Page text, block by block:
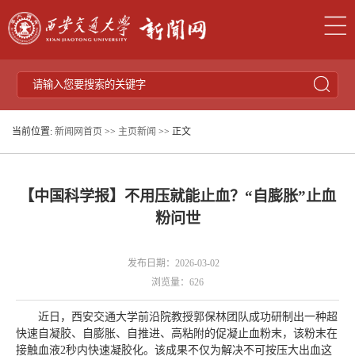
当前位置: 新闻网首页 >> 主页新闻 >> 正文
【中国科学报】不用压就能止血？“自膨胀”止血
粉问世
发布日期：2026-03-02
浏览量： 626
近日，西安交通大学前沿院教授郭保林团队成功研制出一种超
快速自凝胶、自膨胀、自推进、高粘附的促凝止血粉末，该粉末在
接触血液2秒内快速凝胶化。该成果不仅为解决不可按压大出血这